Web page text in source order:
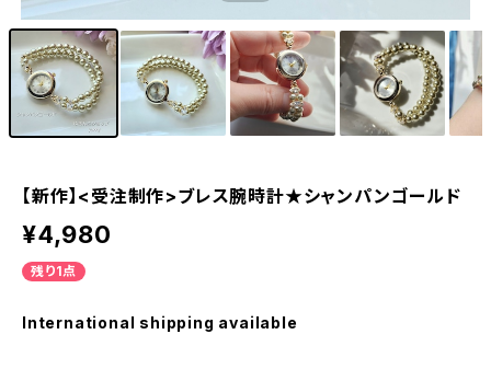
【新作】<受注制作>ブレス腕時計★シャンパンゴールド
¥4,980
残り1点
International shipping available